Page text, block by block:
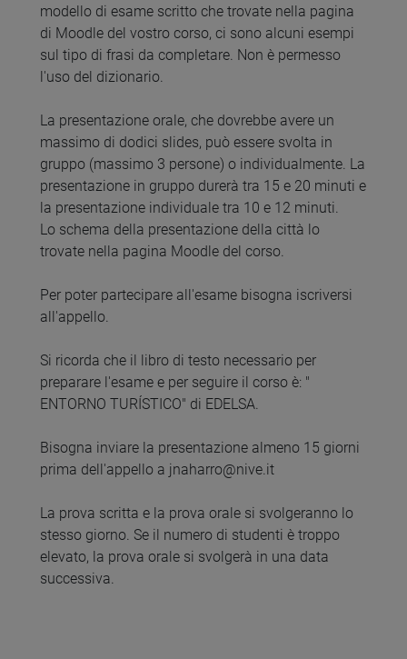
modello di esame scritto che trovate nella pagina
di Moodle del vostro corso, ci sono alcuni esempi
sul tipo di frasi da completare. Non è permesso
l'uso del dizionario.
La presentazione orale, che dovrebbe avere un
massimo di dodici slides, può essere svolta in
gruppo (massimo 3 persone) o individualmente. La
presentazione in gruppo durerà tra 15 e 20 minuti e
la presentazione individuale tra 10 e 12 minuti.
Lo schema della presentazione della città lo
trovate nella pagina Moodle del corso.
Per poter partecipare all'esame bisogna iscriversi
all'appello.
Si ricorda che il libro di testo necessario per
preparare l'esame e per seguire il corso è: "
ENTORNO TURÍSTICO" di EDELSA.
Bisogna inviare la presentazione almeno 15 giorni
prima dell'appello a jnaharro@nive.it
La prova scritta e la prova orale si svolgeranno lo
stesso giorno. Se il numero di studenti è troppo
elevato, la prova orale si svolgerà in una data
successiva.